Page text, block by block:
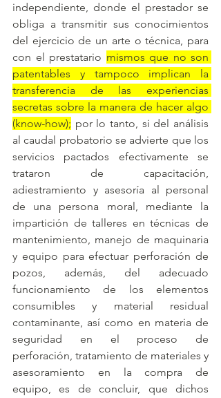
independiente, donde el prestador se
obliga a transmitir sus conocimientos
del ejercicio de un arte o técnica, para
con el prestatario mismos que no son
patentables y tampoco implican la
transferencia de las experiencias
secretas sobre la manera de hacer algo
(know-how); por lo tanto, si del análisis
al caudal probatorio se advierte que los
servicios pactados efectivamente se
trataron de capacitación,
adiestramiento y asesoría al personal
de una persona moral, mediante la
impartición de talleres en técnicas de
mantenimiento, manejo de maquinaria
y equipo para efectuar perforación de
pozos, además, del adecuado
funcionamiento de los elementos
consumibles y material residual
contaminante, así como en materia de
seguridad en el proceso de
perforación, tratamiento de materiales y
asesoramiento en la compra de
equipo, es de concluir, que dichos